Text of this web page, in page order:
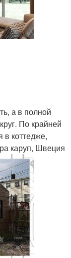
а в полной
По крайней
в коттедже,
каруп, Швеция